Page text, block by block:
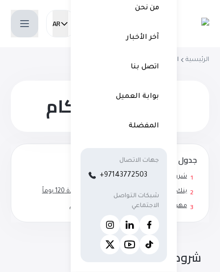
AR
Current language:
من نحن
آخر الأخبار
اتصل بنا
بوابة العميل
المفضلة
جهات الاتصال
+97143772503
شبكات التواصل
الاجتماعي
الرئيسية الشروط والأحكام
الشروط والأحكام
جدول المحتويات
1 شروط الاستخدام
2 بنك الإمارات دبي الوطني - الدفع المؤجل لمدة 120 يوماً
3 مهرجان كرة القدم 2026 – الشروط والأحكام
شروط الاستخدام